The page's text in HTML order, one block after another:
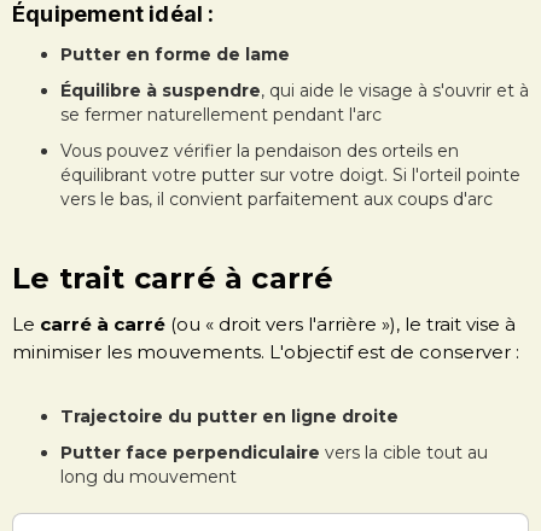
Équipement idéal :
Putter en forme de lame
Équilibre à suspendre, qui aide le visage à s'ouvrir et à
se fermer naturellement pendant l'arc
Vous pouvez vérifier la pendaison des orteils en
équilibrant votre putter sur votre doigt. Si l'orteil pointe
vers le bas, il convient parfaitement aux coups d'arc
Le trait carré à carré
Le carré à carré (ou « droit vers l'arrière »), le trait vise à
minimiser les mouvements. L'objectif est de conserver :
Trajectoire du putter en ligne droite
Putter face perpendiculaire vers la cible tout au
long du mouvement